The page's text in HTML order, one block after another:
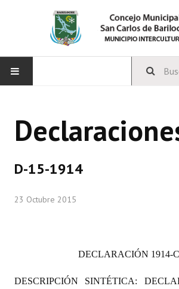
CONCEJO
Concejales Mandato Cumplido
Programas
D-15-1914
23 Octubre 2015
DECLARACIÓN 1914-
DESCRIPCIÓN SINTÉTICA: